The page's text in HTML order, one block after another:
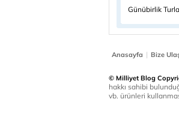
Günübirlik
Anasayfa | Bize
© Milliyet Blog
hakkı sahibi
vb. ürünleri